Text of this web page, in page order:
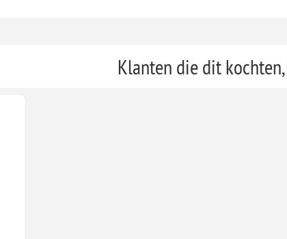
Klanten die dit